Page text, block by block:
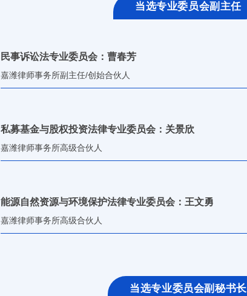
当选专业委员会副主任
民事诉讼法专业委员会：曹春芳
嘉潍律师事务所副主任/创始合伙人
私募基金与股权投资法律专业委员会：关景欣
嘉潍律师事务所高级合伙人
能源自然资源与环境保护法律专业委员会：王文勇
嘉潍律师事务所高级合伙人
当选专业委员会副秘书长